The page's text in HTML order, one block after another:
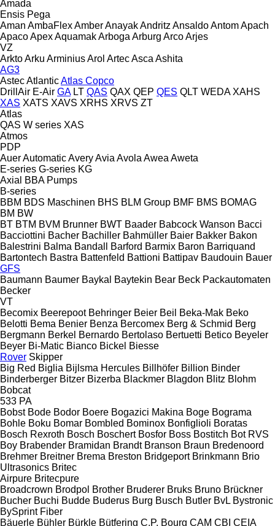
Amada
Ensis Pega
Aman AmbaFlexAmberAnayakAndritz AnsaldoAntomApach
ApacoApexAquamakArboga Arburg ArcoArjes
VZ
ArktoArku ArminiusArol ArtecAsca Ashita
AG3
AstecAtlanticAtlas Copco
DrillAir E-Air GA LT QAS QAX QEP QES QLT WEDA XAHS
XAS XATS XAVS XRHS XRVS ZT
Atlas
QAS W series XAS
Atmos
PDP
AuerAutomaticAveryAvia Avola Awea Aweta
E-series G-series KG
Axial
BBA Pumps
B-series
BBM BDS Maschinen BHS BLM Group BMF BMS BOMAG
BM BW
BT BTM BVM Brunner BWT Baader Babcock Wanson Bacci
Bacciottini Bacher Bachiller Bahmüller Baier Bakker Bakon
Balestrini Balma Bandall Barford Barmix Baron Barriquand
Bartontech Bastra Battenfeld Battioni Battipav Baudouin Bauer
GFS
Baumann Baumer Baykal Baytekin Bear Beck Packautomaten
Becker
VT
Becomix Beerepoot Behringer Beier Beil Beka-Mak Beko
Belotti Bema Benier Benza Bercomex Berg & Schmid Berg
Bergmann Berkel Bernardo Bertolaso Bertuetti Betico Beyeler
Beyer Bi-Matic Bianco Bickel Biesse
Rover Skipper
Big Red Biglia Bijlsma Hercules Billhöfer Billion Binder
Binderberger Bitzer Bizerba Blackmer Blagdon Blitz Blohm
Bobcat
533 PA
Bobst Bode Bodor Boere Bogazici Makina Boge Bograma
Bohle Boku Bomar Bombled Bominox Bonfiglioli Boratas
Bosch Rexroth Bosch Boschert Bosfor Boss Bostitch Bot RVS
Boy Brabender Bramidan Brandt Branson Braun Bredenoord
Brehmer Breitner Brema Breston Bridgeport Brinkmann Brio
Ultrasonics Britec
Airpure Britecpure
Broadcrown Brodpol Brother Bruderer Bruks Bruno Brückner
Bucher Buchi Budde Buderus Burg Busch Butler BvL Bystronic
BySprint Fiber
Bäuerle Bühler Bürkle Bütfering C.P. Bourg CAM CBI CEIA